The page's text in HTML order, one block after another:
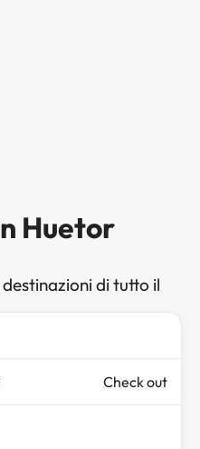
Huetor
di tutto il
Check out